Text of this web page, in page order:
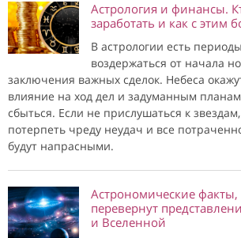
Астрология и финансы.
заработать и как с этим
В астрологии есть
воздержаться от начала
заключения важных сделок. Небеса
влияние на ход дел и задуманным
сбыться. Если не прислушаться к
потерпеть чреду неудач и все
будут напрасными.
Астрономические
перевернут
и Вселенной